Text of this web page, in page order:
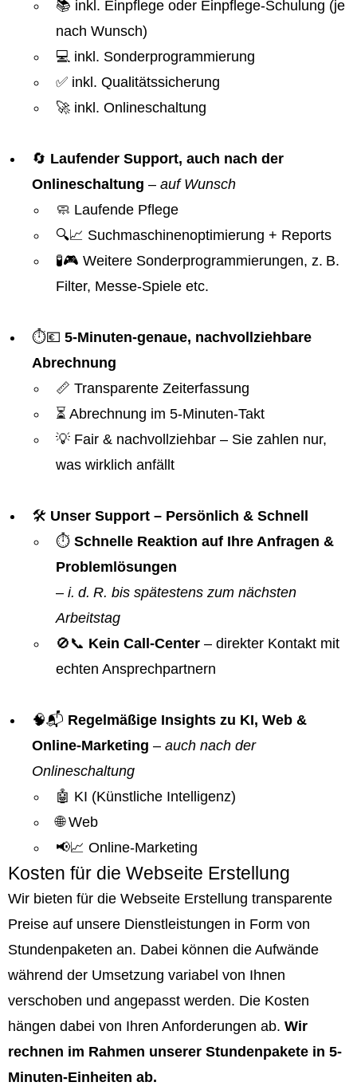
📚 inkl. Einpflege oder Einpflege-Schulung (je
nach Wunsch)
💻 inkl. Sonderprogrammierung
✅ inkl. Qualitätssicherung
🚀 inkl. Onlineschaltung
🔄 Laufender Support, auch nach der
Onlineschaltung – auf Wunsch
🧼 Laufende Pflege
🔍📈 Suchmaschinenoptimierung + Reports
🧪🎮 Weitere Sonderprogrammierungen, z. B.
Filter, Messe-Spiele etc.
⏱️💶 5-Minuten-genaue, nachvollziehbare
Abrechnung
📏 Transparente Zeiterfassung
⏳ Abrechnung im 5-Minuten-Takt
💡 Fair & nachvollziehbar – Sie zahlen nur,
was wirklich anfällt
🛠️ Unser Support – Persönlich & Schnell
⏱️ Schnelle Reaktion auf Ihre Anfragen &
Problemlösungen
– i. d. R. bis spätestens zum nächsten
Arbeitstag
🚫📞 Kein Call-Center – direkter Kontakt mit
echten Ansprechpartnern
🧠📬 Regelmäßige Insights zu KI, Web &
Online-Marketing – auch nach der
Onlineschaltung
🤖 KI (Künstliche Intelligenz)
🌐 Web
📢📈 Online-Marketing
Kosten für die Webseite Erstellung
Wir bieten für die Webseite Erstellung transparente
Preise auf unsere Dienstleistungen in Form von
Stundenpaketen an. Dabei können die Aufwände
während der Umsetzung variabel von Ihnen
verschoben und angepasst werden. Die Kosten
hängen dabei von Ihren Anforderungen ab. Wir
rechnen im Rahmen unserer Stundenpakete in 5-
Minuten-Einheiten ab.